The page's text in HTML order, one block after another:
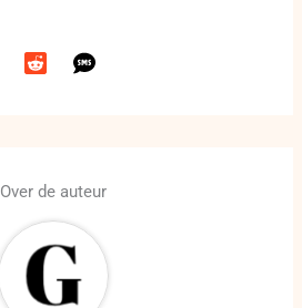
Over de auteur